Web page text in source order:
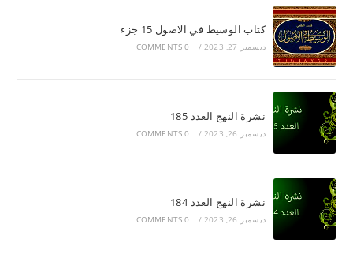
كتاب الوسيط في الاصول 15 جزء
ديسمبر 27, 2023 /
0 COMMENTS
نشرة النهج العدد 185
ديسمبر 26, 2023 /
0 COMMENTS
نشرة النهج العدد 184
ديسمبر 26, 2023 /
0 COMMENTS